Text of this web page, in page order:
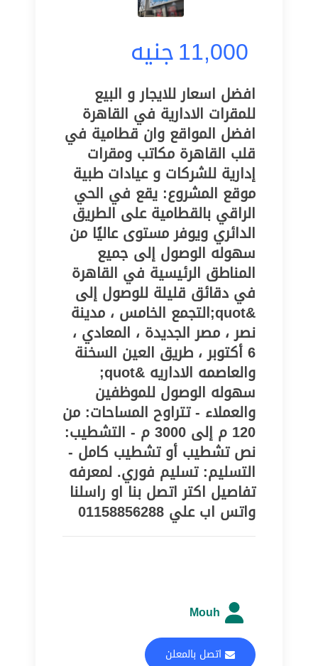
11,000جنيه
افضل اسعار للايجار و البيع
للمقرات الادارية في القاهرة
افضل المواقع وان قطامية في
قلب القاهرة مكاتب ومقرات
إدارية للشركات و عيادات طبية
موقع المشروع: يقع في الحي
الراقي بالقطامية على الطريق
الدائري ويوفر مستوى عاليًا من
سهوله الوصول إلى جميع
المناطق الرئيسية في القاهرة
في دقائق قليلة للوصول إلى
&quot;التجمع الخامس ، مدينة
نصر ، مصر الجديدة ، المعادي ،
6 أكتوبر ، طريق العين السخنة
والعاصمه الاداريه &quot;
سهوله الوصول للموظفين
والعملاء - تتراوح المساحات: من
120 م إلى 3000 م - التشطيب:
نص تشطيب أو تشطيب كامل -
التسليم: تسليم فوري. لمعرفه
تفاصيل اكتر اتصل بنا او راسلنا
واتس اب علي 01158856288
Mouh
اتصل بالمعلن